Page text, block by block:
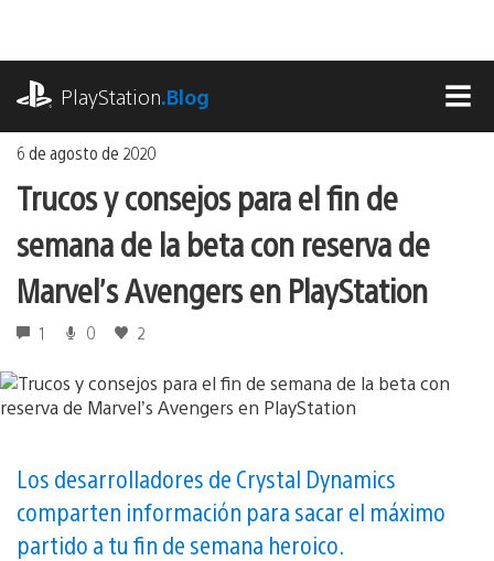
contenido
PlayStation.Blog
6 de agosto de 2020
Trucos y consejos para el fin de
semana de la beta con reserva de
Marvel’s Avengers en PlayStation
1 0 2
Los desarrolladores de Crystal Dynamics
comparten información para sacar el máximo
partido a tu fin de semana heroico.